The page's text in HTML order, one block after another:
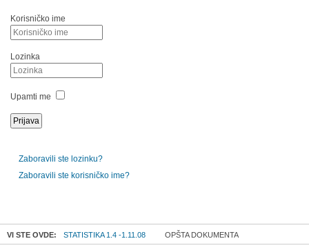
Korisničko ime
Lozinka
Upamti me
Zaboravili ste lozinku?
Zaboravili ste korisničko ime?
VI STE OVDE: STATISTIKA 1.4 -1.11.08 OPŠTA DOKUMENTA